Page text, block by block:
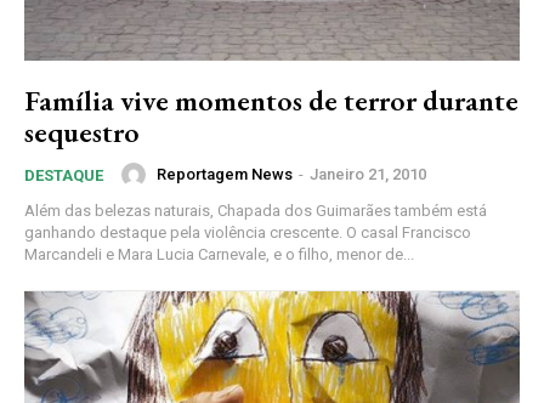
Família vive momentos de terror durante
sequestro
DESTAQUE Reportagem News - Janeiro 21, 2010
Além das belezas naturais, Chapada dos Guimarães também está
ganhando destaque pela violência crescente. O casal Francisco
Marcandeli e Mara Lucia Carnevale, e o filho, menor de...